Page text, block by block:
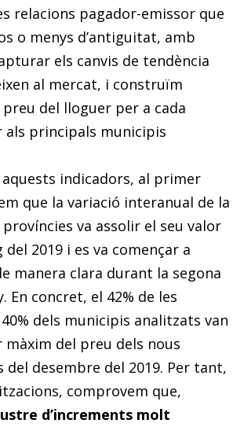
relacions pagador-emissor que
o menys d’antiguitat, amb
els canvis de tendència
al mercat, i construïm
del lloguer per a cada
als principals municipis
indicadors, al primer
que la variació interanual de la
va assolir el seu valor
2019 i es va començar a
manera clara durant la segona
En concret, el 42% de les
dels municipis analitzats van
màxim del preu dels nous
del desembre del 2019. Per tant,
comprovem que,
d’increments molt